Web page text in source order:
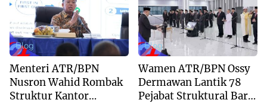
Layanan
Blog
Menteri ATR/BPN
Nusron Wahid Rombak
Struktur Kantor
Blog
Wamen ATR/BPN Ossy
Dermawan Lantik 78
Pejabat Struktural Baru